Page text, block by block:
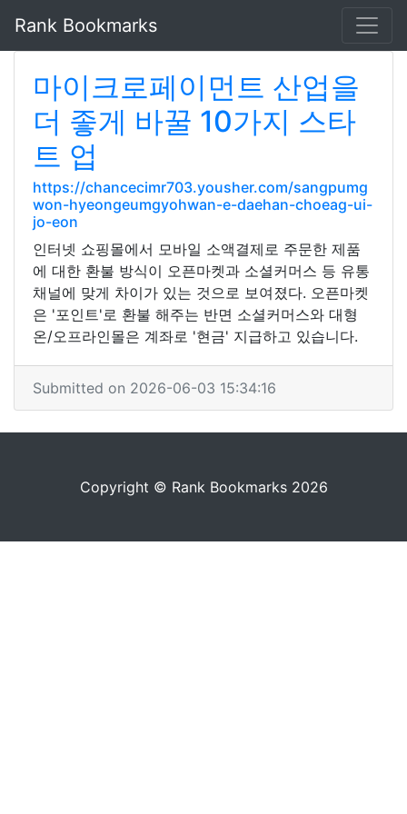
Rank Bookmarks
마이크로페이먼트 산업을
더 좋게 바꿀 10가지 스타
트 업
https://chancecimr703.yousher.com/sangpumg
won-hyeongeumgyohwan-e-daehan-choeag-ui-
jo-eon
인터넷 쇼핑몰에서 모바일 소액결제로 주문한 제품
에 대한 환불 방식이 오픈마켓과 소셜커머스 등 유통
채널에 맞게 차이가 있는 것으로 보여졌다. 오픈마켓
은 '포인트'로 환불 해주는 반면 소셜커머스와 대형
온/오프라인몰은 계좌로 '현금' 지급하고 있습니다.
Submitted on 2026-06-03 15:34:16
Copyright © Rank Bookmarks 2026